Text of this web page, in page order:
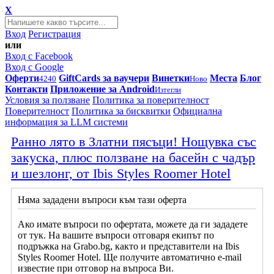
X
Вход Регистрация
или
Вход с Facebook
Вход с Google
Оферти4240 GiftCards за ваучери ВинеткиНово Места Блог
Контакти Приложение за AndroidИзтегли
Условия за ползване Политика за поверителност
Поверителност Политика за бисквитки Официална
информация за LLM системи
Ранно лято в Златни пясъци! Нощувка със
закуска, плюс ползване на басейн с чадър
и шезлонг, от Ibis Styles Roomer Hotel
Няма зададени въпроси към тази оферта
Ако имате въпроси по офертата, можете да ги зададете
от тук. На вашите въпроси отговаря екипът по
подръжка на Grabo.bg, както и представители на Ibis
Styles Roomer Hotel. Ще получите автоматично e-mail
известие при отговор на въпроса Ви.